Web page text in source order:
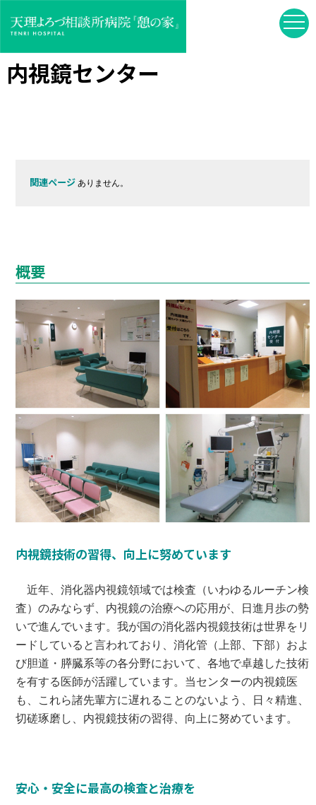
内視鏡センター
関連ページありません。
概要
内視鏡技術の習得、向上に努めています
近年、消化器内視鏡領域では検査（いわゆるルーチン検
査）のみならず、内視鏡の治療への応用が、日進月歩の勢
いで進んでいます。我が国の消化器内視鏡技術は世界をリ
ードしていると言われており、消化管（上部、下部）およ
び胆道・膵臓系等の各分野において、各地で卓越した技術
を有する医師が活躍しています。当センターの内視鏡医
も、これら諸先輩方に遅れることのないよう、日々精進、
切磋琢磨し、内視鏡技術の習得、向上に努めています。
安心・安全に最高の検査と治療を